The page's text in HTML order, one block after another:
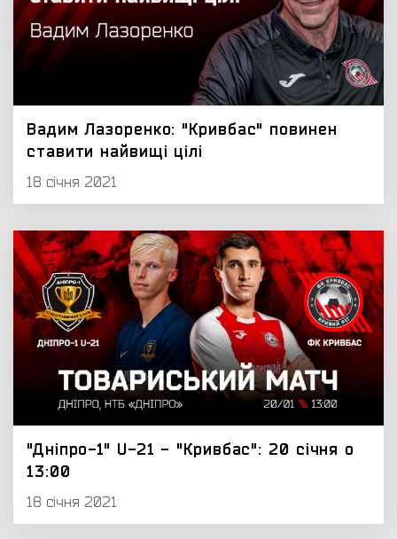
Вадим Лазоренко: "Кривбас" повинен
ставити найвищі цілі
18 січня 2021
"Дніпро-1" U-21 - "Кривбас": 20 січня о
13:00
18 січня 2021